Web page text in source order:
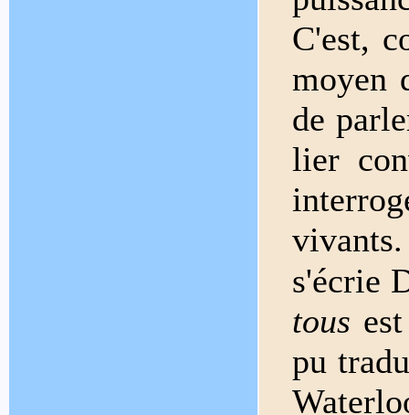
C'est,
moyen
de
lier
s'écrie
tous
pu